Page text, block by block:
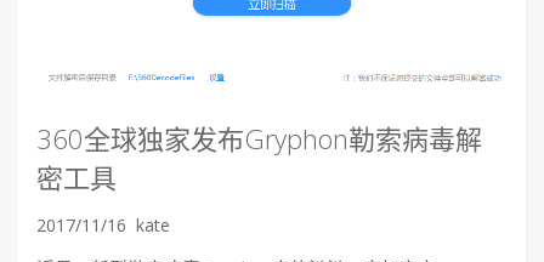
360全球独家发布Gryphon勒索病毒解
密工具
2017/11/16 kate